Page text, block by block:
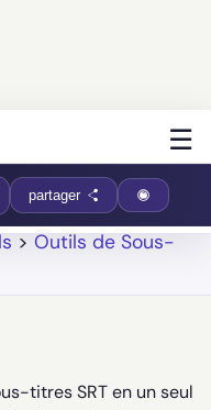
☰
partager
>Outils de Sous-
titres SRT en un seul